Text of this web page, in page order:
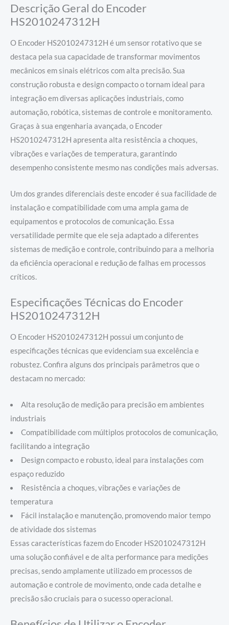
Descrição Geral do Encoder
HS2010247312H
O Encoder HS2010247312H é um sensor rotativo que se
destaca pela sua capacidade de transformar movimentos
mecânicos em sinais elétricos com alta precisão. Sua
construção robusta e design compacto o tornam ideal para
integração em diversas aplicações industriais, como
automação, robótica, sistemas de controle e monitoramento.
Graças à sua engenharia avançada, o Encoder
HS2010247312H apresenta alta resistência a choques,
vibrações e variações de temperatura, garantindo
desempenho consistente mesmo nas condições mais adversas.
Um dos grandes diferenciais deste encoder é sua facilidade de
instalação e compatibilidade com uma ampla gama de
equipamentos e protocolos de comunicação. Essa
versatilidade permite que ele seja adaptado a diferentes
sistemas de medição e controle, contribuindo para a melhoria
da eficiência operacional e redução de falhas em processos
críticos.
Especificações Técnicas do Encoder
HS2010247312H
O Encoder HS2010247312H possui um conjunto de
especificações técnicas que evidenciam sua excelência e
robustez. Confira alguns dos principais parâmetros que o
destacam no mercado:
Alta resolução de medição para precisão em ambientes
industriais
Compatibilidade com múltiplos protocolos de comunicação,
facilitando a integração
Design compacto e robusto, ideal para instalações com
espaço reduzido
Resistência a choques, vibrações e variações de
temperatura
Fácil instalação e manutenção, promovendo maior tempo
de atividade dos sistemas
Essas características fazem do Encoder HS2010247312H
uma solução confiável e de alta performance para medições
precisas, sendo amplamente utilizado em processos de
automação e controle de movimento, onde cada detalhe e
precisão são cruciais para o sucesso operacional.